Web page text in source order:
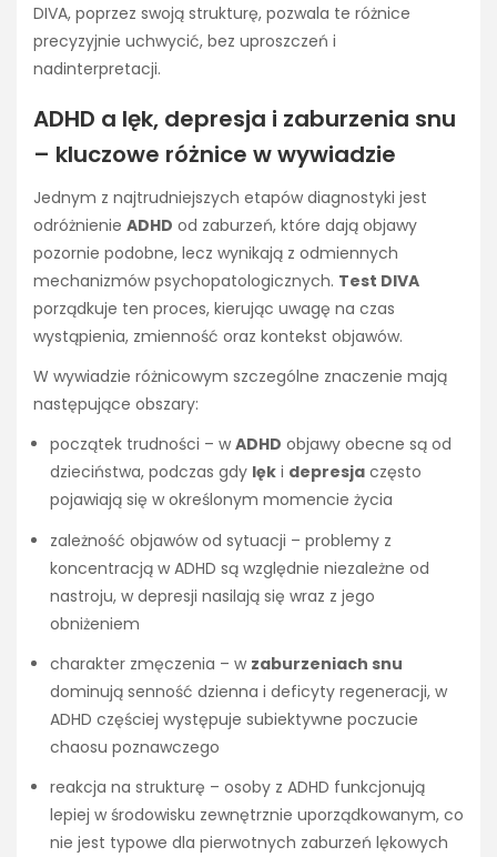
DIVA, poprzez swoją strukturę, pozwala te różnice
precyzyjnie uchwycić, bez uproszczeń i
nadinterpretacji.
ADHD a lęk, depresja i zaburzenia snu
– kluczowe różnice w wywiadzie
Jednym z najtrudniejszych etapów diagnostyki jest
odróżnienie ADHD od zaburzeń, które dają objawy
pozornie podobne, lecz wynikają z odmiennych
mechanizmów psychopatologicznych. Test DIVA
porządkuje ten proces, kierując uwagę na czas
wystąpienia, zmienność oraz kontekst objawów.
W wywiadzie różnicowym szczególne znaczenie mają
następujące obszary:
początek trudności – w ADHD objawy obecne są od
dzieciństwa, podczas gdy lęk i depresja często
pojawiają się w określonym momencie życia
zależność objawów od sytuacji – problemy z
koncentracją w ADHD są względnie niezależne od
nastroju, w depresji nasilają się wraz z jego
obniżeniem
charakter zmęczenia – w zaburzeniach snu
dominują senność dzienna i deficyty regeneracji, w
ADHD częściej występuje subiektywne poczucie
chaosu poznawczego
reakcja na strukturę – osoby z ADHD funkcjonują
lepiej w środowisku zewnętrznie uporządkowanym, co
nie jest typowe dla pierwotnych zaburzeń lękowych